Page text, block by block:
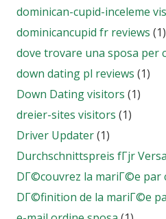
dominican-cupid-inceleme
dominicancupid fr reviews (1)
dove trovare una sposa per
down dating pl reviews (1)
Down Dating visitors (1)
dreier-sites visitors (1)
Driver Updater(1)
Durchschnittspreis fГјr
DГ©couvrez la mariГ©e par
DГ©finition de la mariГ©e